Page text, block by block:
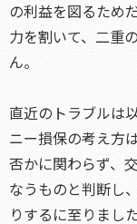
の利益を図るため
力を割いて、二重
ん。
直近のトラブルは
ニー損保の考え方
否かに関わらず、
なうものと判断し
りするに至りました